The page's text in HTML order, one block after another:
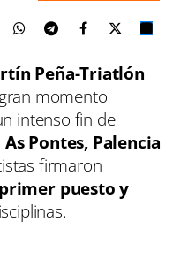
Peña-Triatlón
momento
intenso fin de
As Pontes, Palencia
firmaron
puesto y